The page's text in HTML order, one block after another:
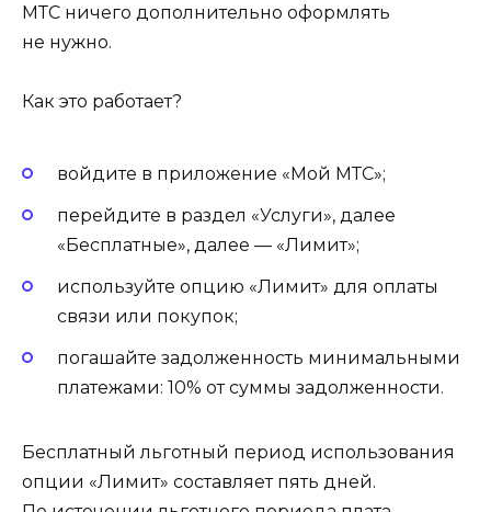
МТС ничего дополнительно оформлять
не нужно.
Как это работает?
войдите в приложение «Мой МТС»;
перейдите в раздел «Услуги», далее
«Бесплатные», далее — «Лимит»;
используйте опцию «Лимит» для оплаты
связи или покупок;
погашайте задолженность минимальными
платежами: 10% от суммы задолженности.
Бесплатный льготный период использования
опции «Лимит» составляет пять дней.